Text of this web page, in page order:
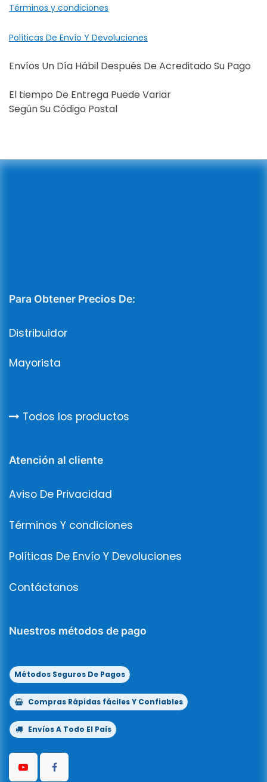
Términos y condiciones
Políticas De Envío Y Devoluciones
Envíos Un Día Hábil Después De Acreditado Su Pago
El tiempo De Entrega Puede Variar
Según Su Código Postal
Para Obtener Precios De:
Distribuidor
Mayorista
Todos los productos
Atención al cliente
Aviso De Privacidad
Términos Y condiciones
Políticas De Envío Y Devoluciones
Contáctanos
Nuestros métodos de pago
Métodos Seguros De Pagos
Compras Rápidas fáciles Y Confiables
Envíos A Todo El País